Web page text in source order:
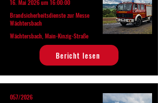
16. Mai 2026 um 16:00:00
Brandsicherheitsdienste zur Messe
Wächtersbach
Wächtersbach, Main-Kinzig-Straße
Bericht lesen
057/2026